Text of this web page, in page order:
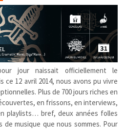
jour naissait officiellement le
ce 12 avril 2014, nous avons pu vivre
Plus de 700 jours riches en
en frissons, en interviews,
playlists… bref, deux années folles
de musique que nous sommes. Pour